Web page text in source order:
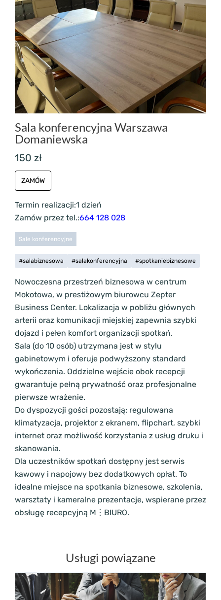
Sala konferencyjna Warszawa
Domaniewska
150 zł
ZAMÓW
Termin realizacji:1 dzień
Zamów przez tel.:664 128 028
Sale konferencyjne
#salabiznesowa #salakonferencyjna #spotkaniebiznesowe
Nowoczesna przestrzeń biznesowa w centrum
Mokotowa, w prestiżowym biurowcu Zepter
Business Center. Lokalizacja w pobliżu głównych
arterii oraz komunikacji miejskiej zapewnia szybki
dojazd i pełen komfort organizacji spotkań.
Sala (do 10 osób) utrzymana jest w stylu
gabinetowym i oferuje podwyższony standard
wykończenia. Oddzielne wejście obok recepcji
gwarantuje pełną prywatność oraz profesjonalne
pierwsze wrażenie.
Do dyspozycji gości pozostają: regulowana
klimatyzacja, projektor z ekranem, flipchart, szybki
internet oraz możliwość korzystania z usług druku i
skanowania.
Dla uczestników spotkań dostępny jest serwis
kawowy i napojowy bez dodatkowych opłat. To
idealne miejsce na spotkania biznesowe, szkolenia,
warsztaty i kameralne prezentacje, wspierane przez
obsługę recepcyjną M⋮BIURO.
Usługi powiązane